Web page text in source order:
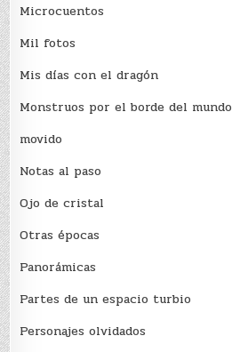
Microcuentos
Mil fotos
Mis días con el dragón
Monstruos por el borde del mundo
movido
Notas al paso
Ojo de cristal
Otras épocas
Panorámicas
Partes de un espacio turbio
Personajes olvidados